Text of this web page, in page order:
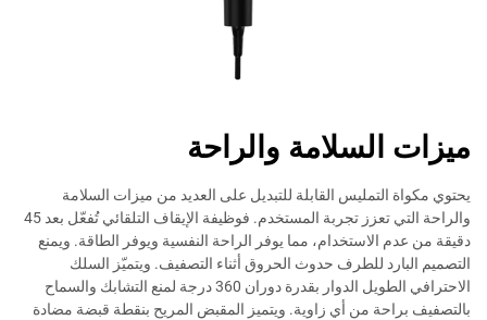
ميزات السلامة والراحة
يحتوي مكواة التمليس القابلة للتبديل على العديد من ميزات السلامة
والراحة التي تعزز تجربة المستخدم. فوظيفة الإيقاف التلقائي تُفعّل بعد 45
دقيقة من عدم الاستخدام، مما يوفر الراحة النفسية ويوفر الطاقة. ويمنع
التصميم البارد للطرف حدوث الحروق أثناء التصفيف. ويتميّز السلك
الاحترافي الطويل الدوار بقدرة دوران 360 درجة لمنع التشابك والسماح
بالتصفيف براحة من أي زاوية. ويتميز المقبض المريح بنقطة قبضة مضادة